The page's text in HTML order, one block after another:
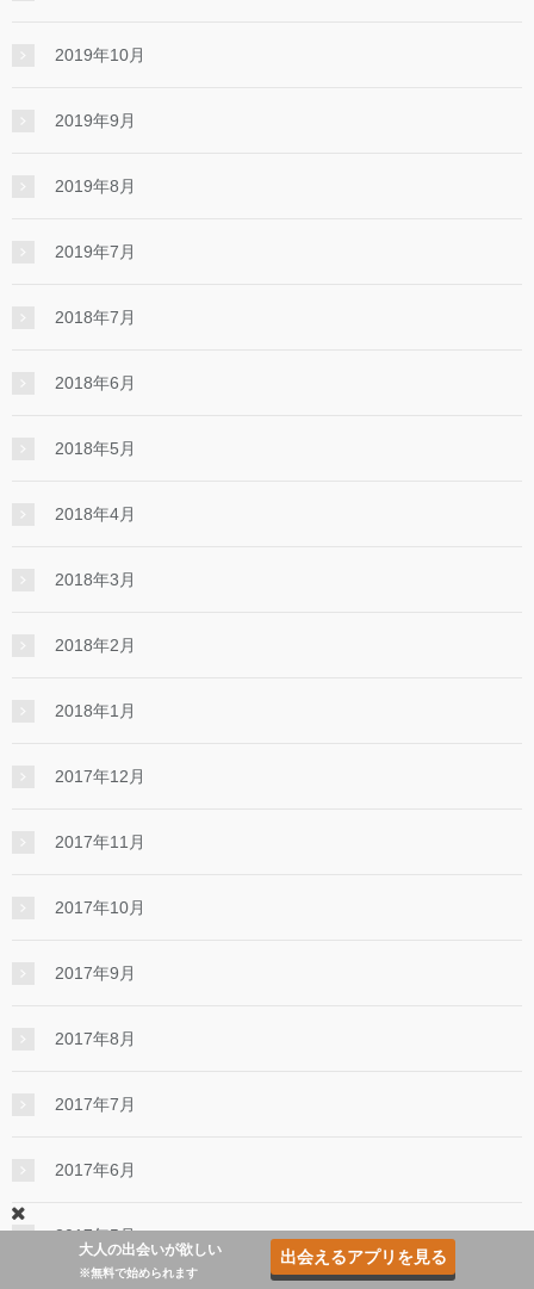
2019年10月
2019年9月
2019年8月
2019年7月
2018年7月
2018年6月
2018年5月
2018年4月
2018年3月
2018年2月
2018年1月
2017年12月
2017年11月
2017年10月
2017年9月
2017年8月
2017年7月
2017年6月
2017年5月
大人の出会いが欲しい
※無料で始められます
出会えるアプリを見る